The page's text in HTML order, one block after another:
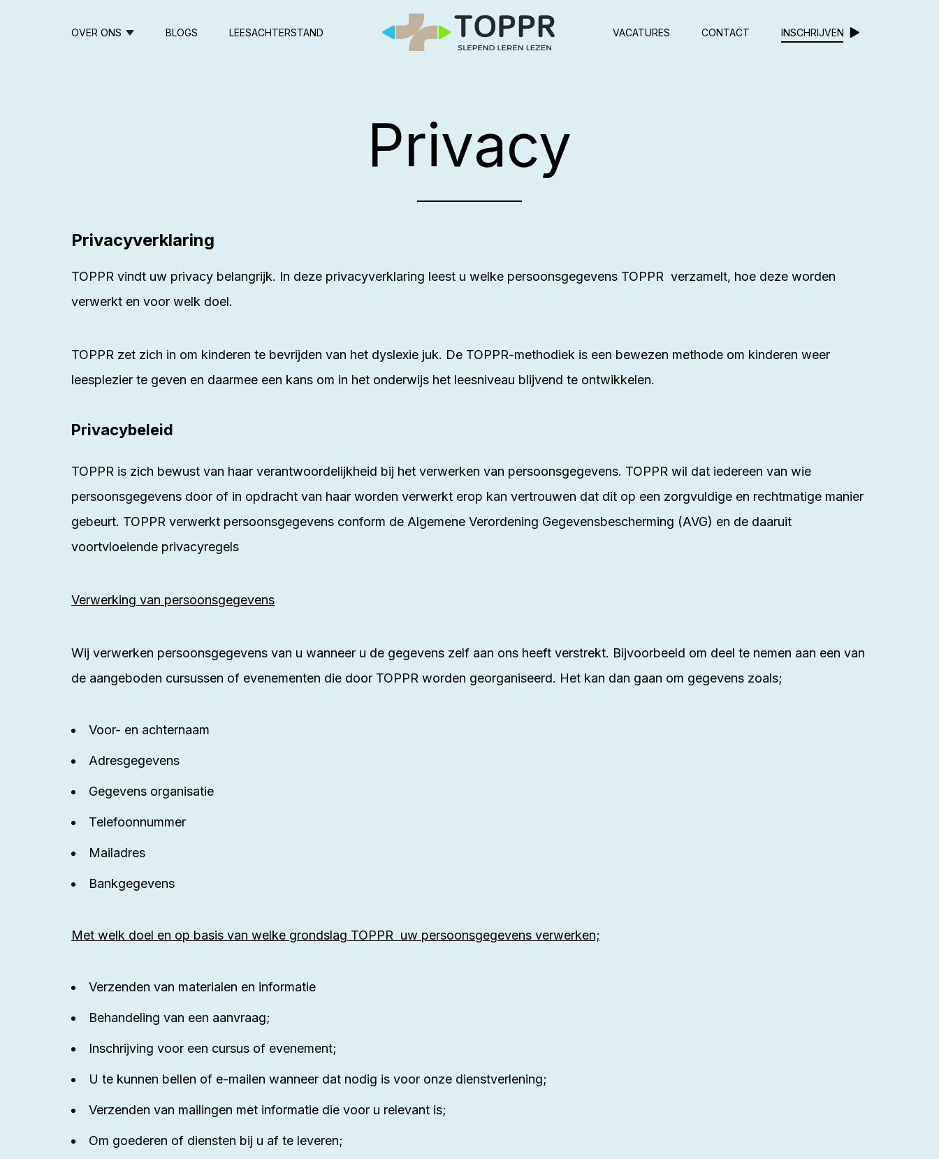
OVER ONS BLOGS LEESACHTERSTAND VACATURES CONTACT INSCHRIJVEN
Privacy
Privacyverklaring
TOPPR vindt uw privacy belangrijk. In deze privacyverklaring leest u welke persoonsgegevens TOPPR verzamelt, hoe deze worden
verwerkt en voor welk doel.
TOPPR zet zich in om kinderen te bevrijden van het dyslexie juk. De TOPPR-methodiek is een bewezen methode om kinderen weer
leesplezier te geven en daarmee een kans om in het onderwijs het leesniveau blijvend te ontwikkelen.
Privacybeleid
TOPPR is zich bewust van haar verantwoordelijkheid bij het verwerken van persoonsgegevens. TOPPR wil dat iedereen van wie
persoonsgegevens door of in opdracht van haar worden verwerkt erop kan vertrouwen dat dit op een zorgvuldige en rechtmatige manier
gebeurt. TOPPR verwerkt persoonsgegevens conform de Algemene Verordening Gegevensbescherming (AVG) en de daaruit
voortvloeiende privacyregels
Verwerking van persoonsgegevens
Wij verwerken persoonsgegevens van u wanneer u de gegevens zelf aan ons heeft verstrekt. Bijvoorbeeld om deel te nemen aan een van
de aangeboden cursussen of evenementen die door TOPPR worden georganiseerd. Het kan dan gaan om gegevens zoals;
Voor- en achternaam
Adresgegevens
Gegevens organisatie
Telefoonnummer
Mailadres
Bankgegevens
Met welk doel en op basis van welke grondslag TOPPR uw persoonsgegevens verwerken;
Verzenden van materialen en informatie
Behandeling van een aanvraag;
Inschrijving voor een cursus of evenement;
U te kunnen bellen of e-mailen wanneer dat nodig is voor onze dienstverlening;
Verzenden van mailingen met informatie die voor u relevant is;
Om goederen of diensten bij u af te leveren;